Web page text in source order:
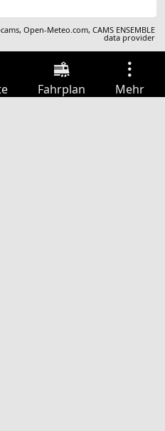
,Open-Meteo.com,CAMS ENSEMBLE
data provider
Fahrplan Mehr